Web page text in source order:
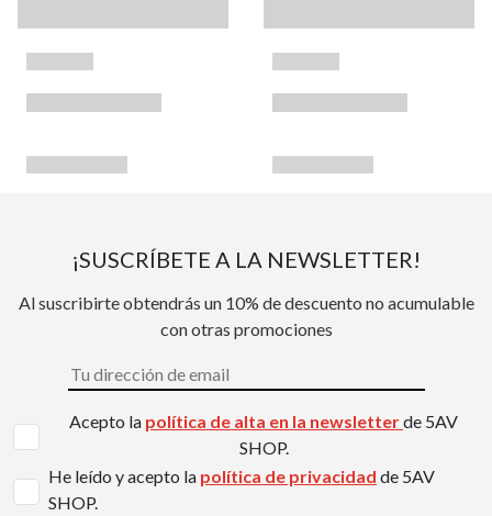
¡SUSCRÍBETE A LA NEWSLETTER!
Al suscribirte obtendrás un 10% de descuento no acumulable
con otras promociones
Acepto la política de alta en la newsletterde 5AV
SHOP.
He leído y acepto la política de privacidad de 5AV
SHOP.